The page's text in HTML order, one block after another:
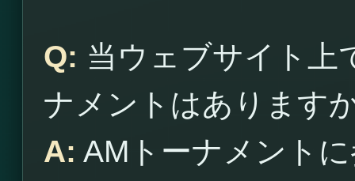
Q: 当ウェブサイト上
ナメントはあります
A: AMトーナメント